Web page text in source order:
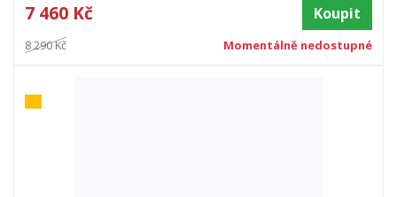
7 460 Kč Koupit
8 290 Kč Momentálně nedostupné